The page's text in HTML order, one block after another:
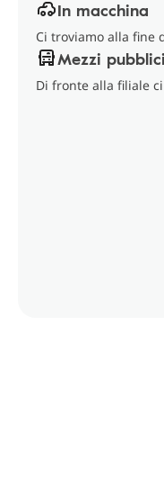
In macchina
Ci troviamo alla fine
Mezzi pubblici
Di fronte alla filiale